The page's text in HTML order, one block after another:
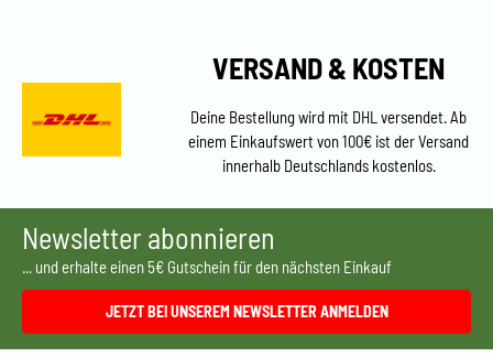
VERSAND & KOSTEN
Deine Bestellung wird mit DHL versendet. Ab
einem Einkaufswert von 100€ ist der Versand
innerhalb Deutschlands kostenlos.
Newsletter abonnieren
... und erhalte einen 5€ Gutschein für den nächsten Einkauf
JETZT BEI UNSEREM NEWSLETTER ANMELDEN